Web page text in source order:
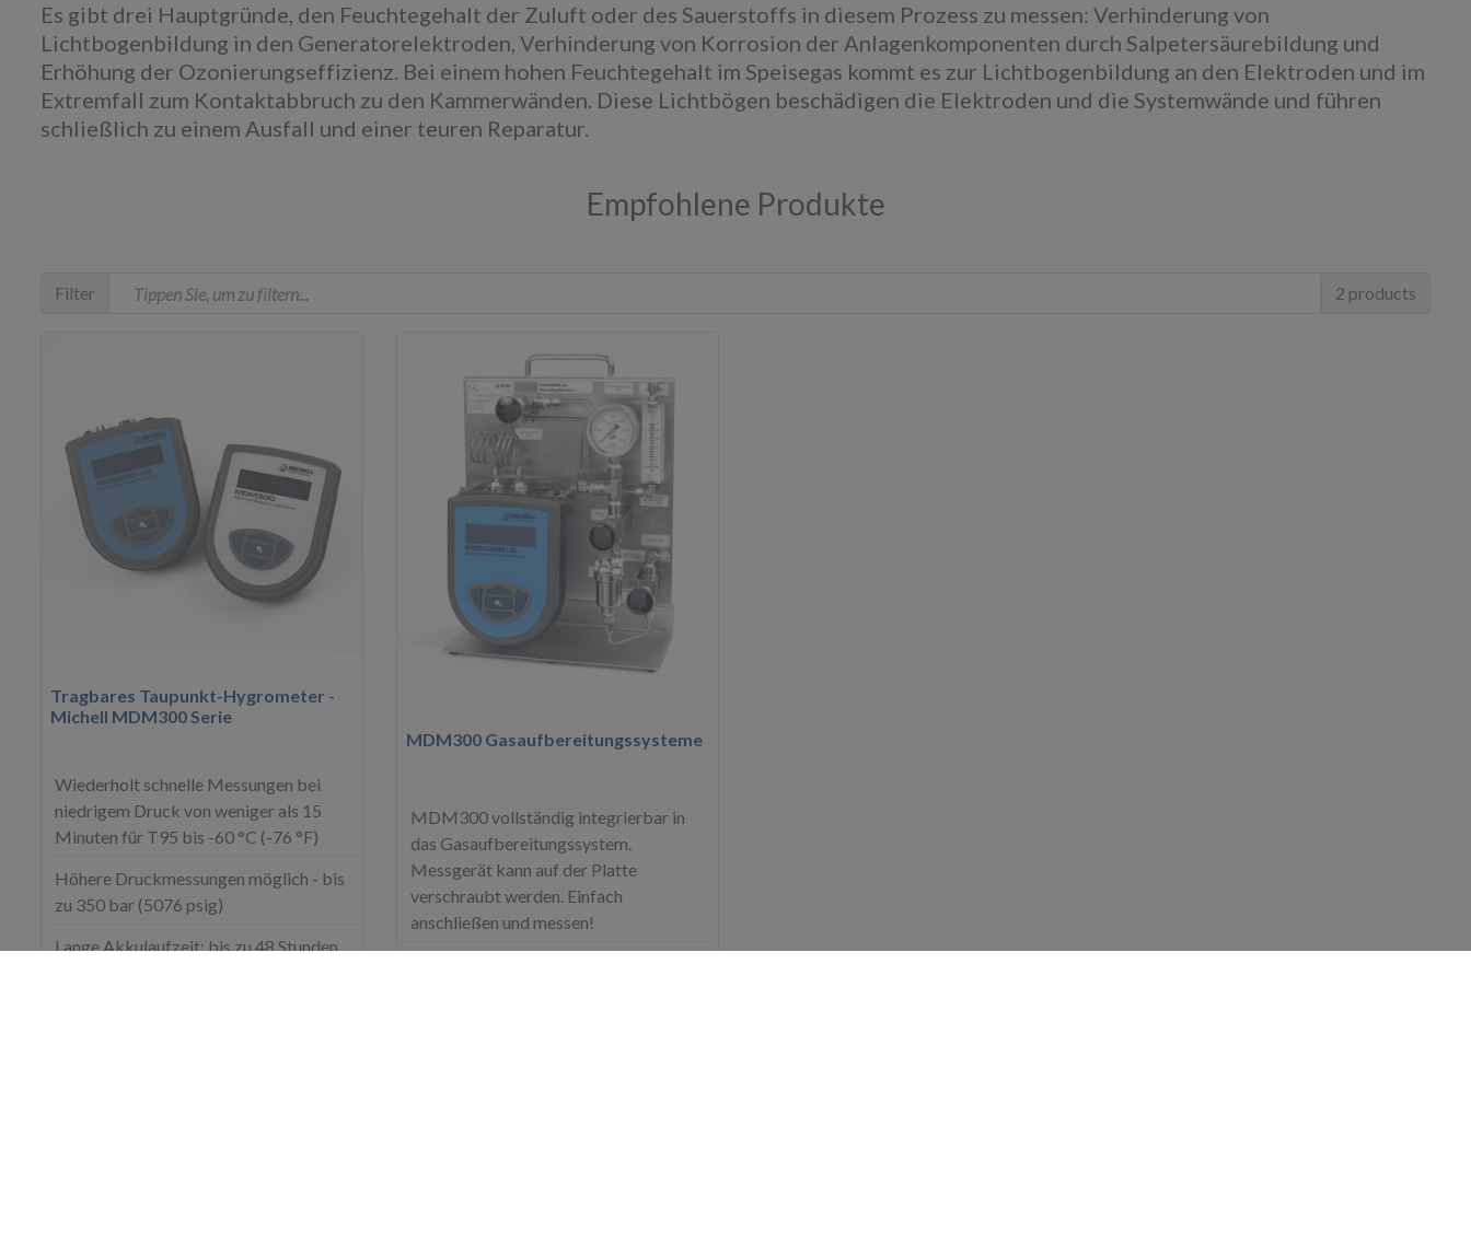
Es gibt drei Hauptgründe, den Feuchtegehalt der Zuluft oder des Sauerstoffs in diesem Prozess zu messen: Verhinderung von
Lichtbogenbildung in den Generatorelektroden, Verhinderung von Korrosion der Anlagenkomponenten durch Salpetersäurebildung und
Erhöhung der Ozonierungseffizienz. Bei einem hohen Feuchtegehalt im Speisegas kommt es zur Lichtbogenbildung an den Elektroden und im
Extremfall zum Kontaktabbruch zu den Kammerwänden. Diese Lichtbögen beschädigen die Elektroden und die Systemwände und führen
schließlich zu einem Ausfall und einer teuren Reparatur.
Empfohlene Produkte
Filter 2 products
Tragbares Taupunkt-Hygrometer -
Michell MDM300 Serie
Wiederholt schnelle Messungen bei
niedrigem Druck von weniger als 15
Minuten für T95 bis -60 °C (-76 °F)
Höhere Druckmessungen möglich - bis
zu 350 bar (5076 psig)
Lange Akkulaufzeit: bis zu 48 Stunden
MDM300 Gasaufbereitungssysteme
MDM300 vollständig integrierbar in
das Gasaufbereitungssystem.
Messgerät kann auf der Platte
verschraubt werden. Einfach
anschließen und messen!